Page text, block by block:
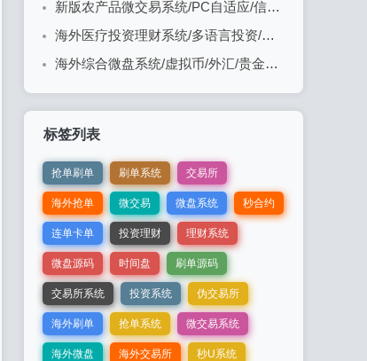
新版农产品微交易系统/PC自适应/信用分/委买微盘
海外医疗投资理财系统/多语言投资/余额宝/推广分销
海外综合微盘系统/虚拟币/外汇/贵金属/实名认证/余额宝/信用分
标签列表
抢单刷单 刷单系统 交易所
海外抢单 微交易 微盘系统 秒合约
连单卡单 投资理财 理财系统
微盘源码 时间盘 刷单源码
交易所系统 投资系统 伪交易所
海外刷单 抢单系统 微交易系统
海外微盘 海外交易所 秒U系统